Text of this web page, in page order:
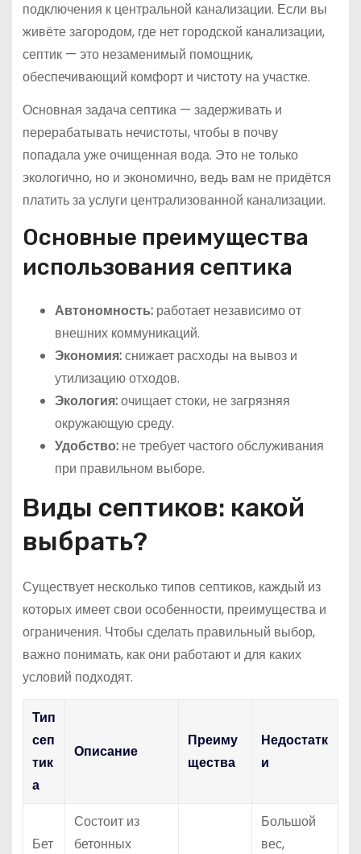
подключения к центральной канализации. Если вы
живёте загородом, где нет городской канализации,
септик — это незаменимый помощник,
обеспечивающий комфорт и чистоту на участке.
Основная задача септика — задерживать и
перерабатывать нечистоты, чтобы в почву
попадала уже очищенная вода. Это не только
экологично, но и экономично, ведь вам не придётся
платить за услуги централизованной канализации.
Основные преимущества
использования септика
Автономность:работает независимо от
внешних коммуникаций.
Экономия:снижает расходы на вывоз и
утилизацию отходов.
Экология:очищает стоки, не загрязняя
окружающую среду.
Удобство:не требует частого обслуживания
при правильном выборе.
Виды септиков: какой
выбрать?
Существует несколько типов септиков, каждый из
которых имеет свои особенности, преимущества и
ограничения. Чтобы сделать правильный выбор,
важно понимать, как они работают и для каких
условий подходят.
Тип
сеп
тик
а
Описание
Преиму
щества
Недостатк
и
Бет
Состоит из
бетонных
Большой
вес,